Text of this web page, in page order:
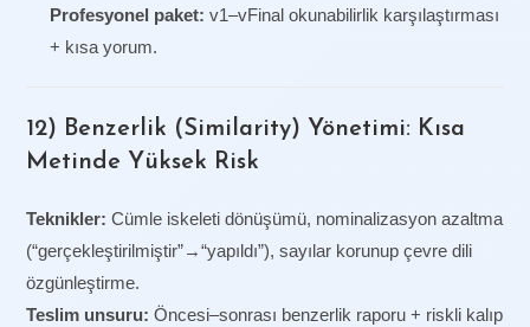
Profesyonel paket: v1–vFinal okunabilirlik karşılaştırması
+ kısa yorum.
12) Benzerlik (Similarity) Yönetimi: Kısa
Metinde Yüksek Risk
Teknikler: Cümle iskeleti dönüşümü, nominalizasyon azaltma
(“gerçekleştirilmiştir”→“yapıldı”), sayılar korunup çevre dili
özgünleştirme.
Teslim unsuru: Öncesi–sonrası benzerlik raporu + riskli kalıp